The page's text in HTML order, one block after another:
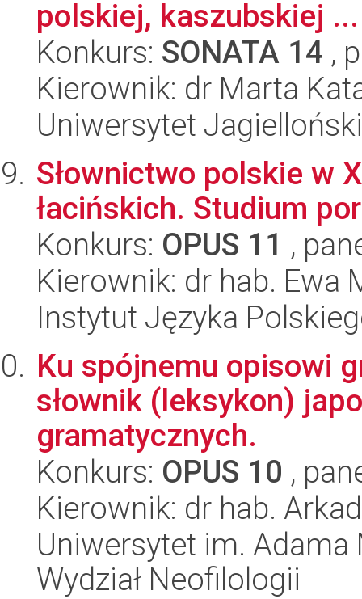
polskiej, kaszubskiej ...
Konkurs: SONATA 14 ,
Kierownik: dr Marta
Uniwersytet
Słownictwo polskie w
łacińskich. Studium
Konkurs: OPUS 11 ,
Kierownik: dr hab. Ewa
Instytut Języka
Ku spójnemu opisowi
słownik (leksykon)
gramatycznych.
Konkurs: OPUS 10 ,
Kierownik: dr hab.
Uniwersytet im.
Wydział Neofilologii